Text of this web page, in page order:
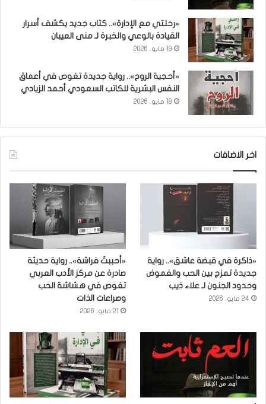
«رحلتي مع الإدارة».. كتاب جديد يكشف أسرار
القيادة بالوعي والخبرة لـ منى العيبان
19 مايو، 2026
«أحجية الروح».. رواية جديدة تغوص في أعماق
النفس البشرية للكاتب السعودي أحمد الزيادي
18 مايو، 2026
اخر الاضافات
«ذاكرة في قبضة عاشق».. رواية
جديدة تمزج بين الحب والغموض
وحدود الجنون لـ علاء ذيب
24 مايو، 2026
«أحببتُ فراشة».. رواية حديثة
صادرة عن مركز الأدب العربي
تغوص في هشاشة الحب
وصراعات الذات
21 مايو، 2026